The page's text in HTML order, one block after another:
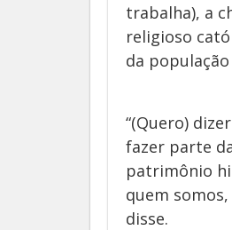
trabalha), a
religioso
da
“(Quero)
fazer parte
patrimônio
quem
disse.